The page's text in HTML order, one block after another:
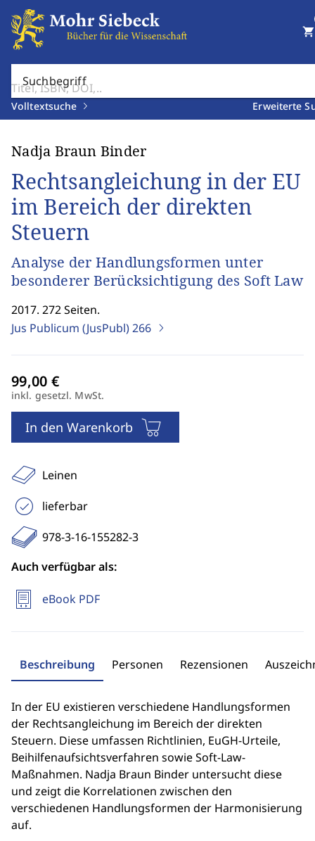
Suchbegriff
Volltextsuche Erweiterte
shopping_cart
Nadja Braun Binder
Rechtsangleichung in der EU
im Bereich der direkten
Steuern
Analyse der Handlungsformen unter
besonderer Berücksichtigung des Soft Law
2017. 272 Seiten.
Jus Publicum (JusPubl)266
inkl. gesetzl. MwSt.
In den Warenkorb
Leinen
lieferbar
978-3-16-155282-3
Auch verfügbar als:
eBook PDF
Beschreibung Personen Rezensionen
In der EU existieren verschiedene Handlungsformen
der Rechtsangleichung im Bereich der direkten
Steuern. Diese umfassen Richtlinien, EuGH-Urteile,
Beihilfenaufsichtsverfahren sowie Soft-Law-
Maßnahmen. Nadja Braun Binder untersucht diese
und zeigt die Korrelationen zwischen den
verschiedenen Handlungsformen der Harmonisierung
auf.